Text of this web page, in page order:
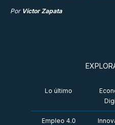
Por Víctor Zapata
Lo último
Empleo 4.0